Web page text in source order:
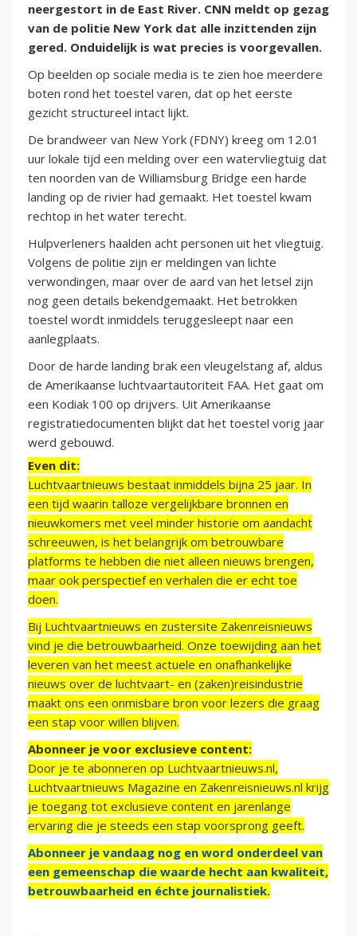
neergestort in de East River. CNN meldt op gezag
van de politie New York dat alle inzittenden zijn
gered. Onduidelijk is wat precies is voorgevallen.
Op beelden op sociale media is te zien hoe meerdere
boten rond het toestel varen, dat op het eerste
gezicht structureel intact lijkt.
De brandweer van New York (FDNY) kreeg om 12.01
uur lokale tijd een melding over een watervliegtuig dat
ten noorden van de Williamsburg Bridge een harde
landing op de rivier had gemaakt. Het toestel kwam
rechtop in het water terecht.
Hulpverleners haalden acht personen uit het vliegtuig.
Volgens de politie zijn er meldingen van lichte
verwondingen, maar over de aard van het letsel zijn
nog geen details bekendgemaakt. Het betrokken
toestel wordt inmiddels teruggesleept naar een
aanlegplaats.
Door de harde landing brak een vleugelstang af, aldus
de Amerikaanse luchtvaartautoriteit FAA. Het gaat om
een Kodiak 100 op drijvers. Uit Amerikaanse
registratiedocumenten blijkt dat het toestel vorig jaar
werd gebouwd.
Even dit:
Luchtvaartnieuws bestaat inmiddels bijna 25 jaar. In
een tijd waarin talloze vergelijkbare bronnen en
nieuwkomers met veel minder historie om aandacht
schreeuwen, is het belangrijk om betrouwbare
platforms te hebben die niet alleen nieuws brengen,
maar ook perspectief en verhalen die er echt toe
doen.
Bij Luchtvaartnieuws en zustersite Zakenreisnieuws
vind je die betrouwbaarheid. Onze toewijding aan het
leveren van het meest actuele en onafhankelijke
nieuws over de luchtvaart- en (zaken)reisindustrie
maakt ons een onmisbare bron voor lezers die graag
een stap voor willen blijven.
Abonneer je voor exclusieve content:
Door je te abonneren op Luchtvaartnieuws.nl,
Luchtvaartnieuws Magazine en Zakenreisnieuws.nl krijg
je toegang tot exclusieve content en jarenlange
ervaring die je steeds een stap voorsprong geeft.
Abonneer je vandaag nog en word onderdeel van
een gemeenschap die waarde hecht aan kwaliteit,
betrouwbaarheid en échte journalistiek.